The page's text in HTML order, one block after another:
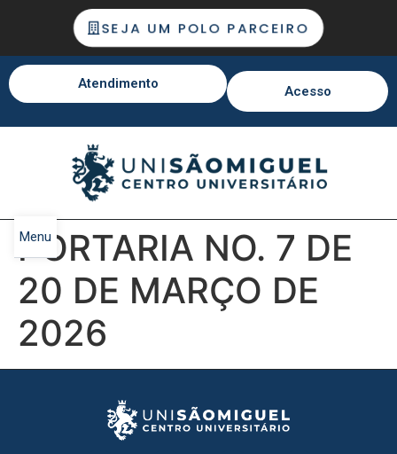
SEJA UM POLO PARCEIRO
Atendimento Acesso
Menu
PORTARIA NO. 7 DE
20 DE MARÇO DE
2026